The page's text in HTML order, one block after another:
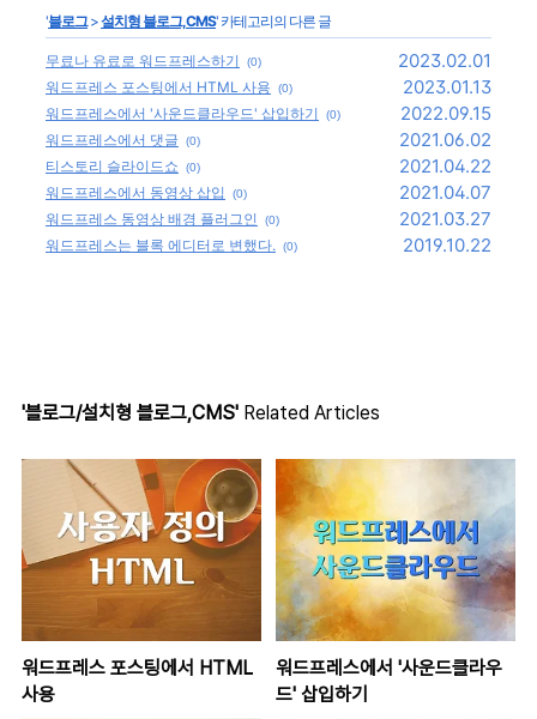
'블로그>설치형 블로그,CMS' 카테고리의 다른 글
무료나 유료로 워드프레스하기 (0) 2023.02.01
워드프레스 포스팅에서 HTML 사용 (0) 2023.01.13
워드프레스에서 '사운드클라우드' 삽입하기 (0) 2022.09.15
워드프레스에서 댓글 (0) 2021.06.02
티스토리 슬라이드쇼 (0) 2021.04.22
워드프레스에서 동영상 삽입 (0) 2021.04.07
워드프레스 동영상 배경 플러그인 (0) 2021.03.27
워드프레스는 블록 에디터로 변했다. (0) 2019.10.22
'블로그/설치형 블로그,CMS' Related Articles
워드프레스 포스팅에서 HTML
사용
워드프레스에서 '사운드클라우
드' 삽입하기